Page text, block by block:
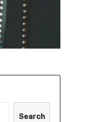
Search